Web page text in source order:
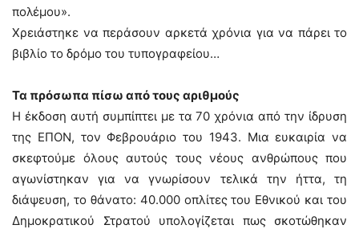
πολέμου».
Χρειάστηκε να περάσουν αρκετά χρόνια για να πάρει το
βιβλίο το δρόμο του τυπογραφείου…
Τα πρόσωπα πίσω από τους αριθμούς
Η έκδοση αυτή συμπίπτει με τα 70 χρόνια από την ίδρυση
της ΕΠΟΝ, τον Φεβρουάριο του 1943. Μια ευκαιρία να
σκεφτούμε όλους αυτούς τους νέους ανθρώπους που
αγωνίστηκαν για να γνωρίσουν τελικά την ήττα, τη
διάψευση, το θάνατο: 40.000 οπλίτες του Εθνικού και του
Δημοκρατικού Στρατού υπολογίζεται πως σκοτώθηκαν